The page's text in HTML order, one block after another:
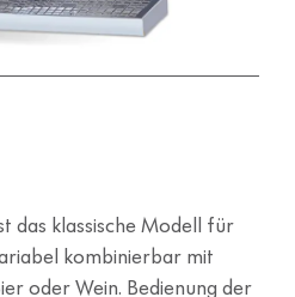
das klassische Modell für
kombinierbar mit
oder Wein. Bedienung der